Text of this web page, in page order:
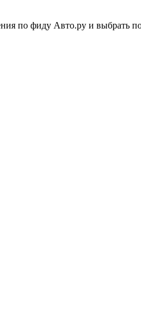
по фиду Авто.ру и выбрать